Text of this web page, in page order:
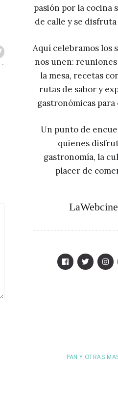
pasión por la cocina
de calle y se disfruta
Aquí celebramos los
nos unen:
la mesa, recetas
rutas de sabor y
gastronómicas
Un punto de
quienes
gastronomía, la
placer de
PAN Y OTRAS